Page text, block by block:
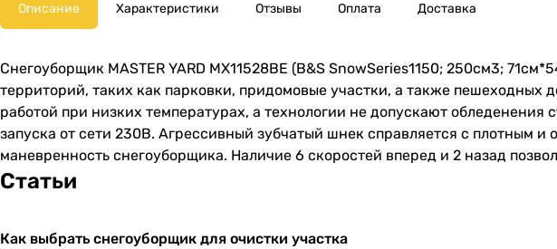
Описание Характеристики Отзывы Оплата Доставка
Снегоуборщик MASTER YARD MX11528ВE (B&S SnowSeries1150; 250см3;
территорий, таких как парковки, придомовые участки, а также
работой при низких температурах, а технологии не допускают
запуска от сети 230В. Агрессивный зубчатый шнек справляется с плотным
маневренность снегоуборщика. Наличие 6 скоростей вперед и 2 назад
Статьи
Как выбрать снегоуборщик для очистки участка